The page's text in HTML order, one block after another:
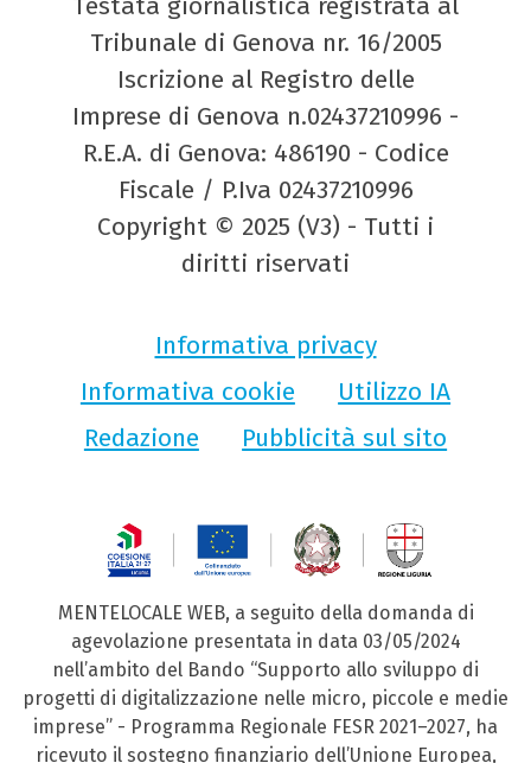
Tribunale di Genova nr. 16/2005
Iscrizione al Registro delle
Imprese di Genova n.02437210996 -
R.E.A. di Genova: 486190 - Codice
Fiscale / P.Iva 02437210996
Copyright © 2025 (V3) - Tutti i
diritti riservati
Informativa privacy
Informativa cookie
Utilizzo IA
Redazione
Pubblicità sul sito
MENTELOCALE WEB, a seguito della domanda di
agevolazione presentata in data 03/05/2024
nell’ambito del Bando “Supporto allo sviluppo di
progetti di digitalizzazione nelle micro, piccole e medie
imprese” - Programma Regionale FESR 2021–2027, ha
ricevuto il sostegno finanziario dell’Unione Europea,